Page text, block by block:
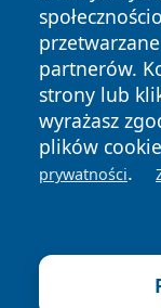
partnerów.
strony lub
wyrażasz
plików
prywatności.
News Autorzy